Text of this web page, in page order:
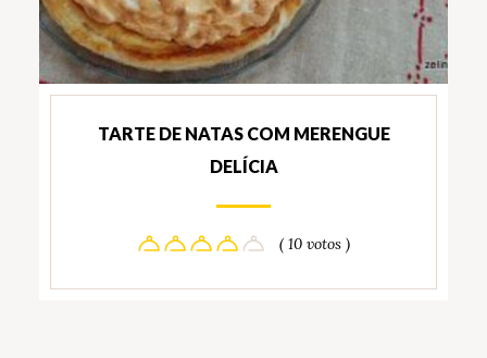
TARTE DE NATAS COM MERENGUE
DELÍCIA
( 10 votos )